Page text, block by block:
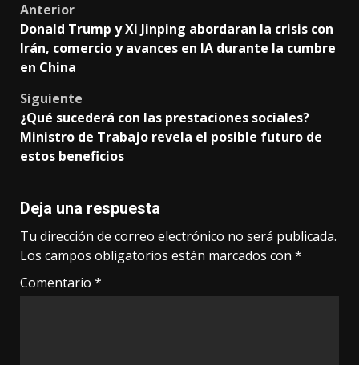
Post
navigation
Anterior
Donald Trump y Xi Jinping abordaran la crisis con
Irán, comercio y avances en IA durante la cumbre
en China
Siguiente
¿Qué sucederá con las prestaciones sociales?
Ministro de Trabajo revela el posible futuro de
estos beneficios
Deja una respuesta
Tu dirección de correo electrónico no será publicada.
Los campos obligatorios están marcados con *
Comentario *